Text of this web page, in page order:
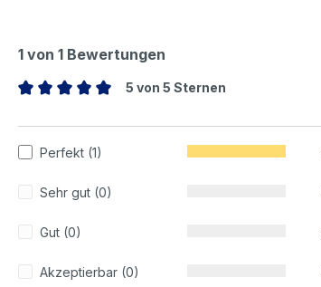
1 von 1 Bewertungen
5 von 5 Sternen
Perfekt (1)
Sehr gut (0)
Gut (0)
Akzeptierbar (0)